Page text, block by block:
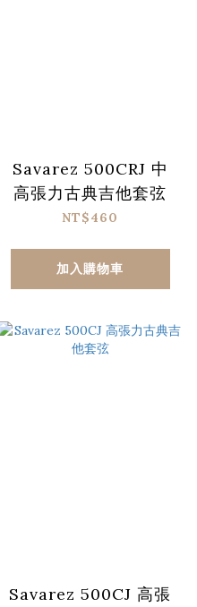
Savarez 500CRJ 中
高張力古典吉他套弦
NT$460
加入購物車
Savarez 500CJ 高張